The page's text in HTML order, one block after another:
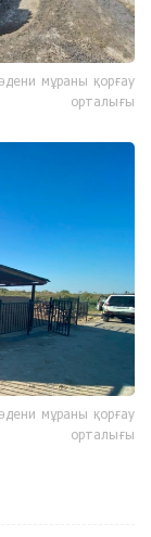
мұраны қорғау
орталығы
мұраны қорғау
орталығы